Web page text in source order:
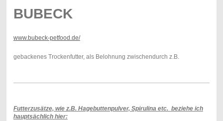
BUBECK
www.bubeck-petfood.de/
gebackenes Trockenfutter, als Belohnung zwischendurch z.B.
Futterzusätze, wie z.B. Hagebuttenpulver, Spirulina etc. beziehe ich
hauptsächlich hier: